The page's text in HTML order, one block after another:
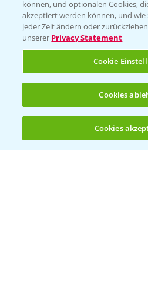
Wetter Aktuell
BROSCHÜREN
Saatgut
Sonderkulturen
Verantwortung &
können, und optionalen Cookies,
akzeptiert werden können, und wie
jeder Zeit ändern oder
unserer Privacy Statement
Cookie
Cookies
Cookies